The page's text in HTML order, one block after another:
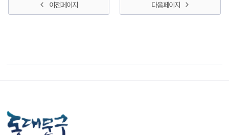
이전 페이지 다음 페이지